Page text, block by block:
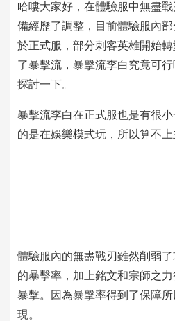
哈嘍大家好，在體驗服中無盡
備經歷了調整，目前體驗服內
於正式服，部分刺客英雄開始
了暴擊流，暴擊流李白究竟可
探討一下。
暴擊流李白在正式服也是有很
的是在娛樂模式玩，所以算不上
體驗服內的無盡戰刃雖然削弱
的暴擊率，加上銘文和宗師之
暴擊。因為暴擊率得到了保障
現。